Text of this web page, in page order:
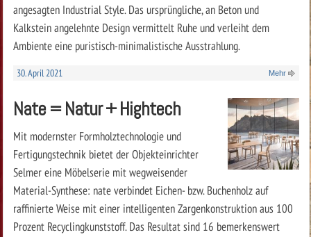
angesagten Industrial Style. Das ursprüngliche, an Beton und
Kalkstein angelehnte Design vermittelt Ruhe und verleiht dem
Ambiente eine puristisch-minimalistische Ausstrahlung.
30. April 2021 Mehr
Nate = Natur + Hightech
Mit modernster Formholztechnologie und
Fertigungstechnik bietet der Objekt­einrichter
Selmer eine Möbelserie mit wegweisender
Material-Synthese: nate verbindet Eichen- bzw. Buchenholz auf
raffinierte Weise mit einer intelligenten Zargenkonstruktion aus 100
Prozent Recyclingkunststoff. Das Resultat sind 16 bemerkenswert